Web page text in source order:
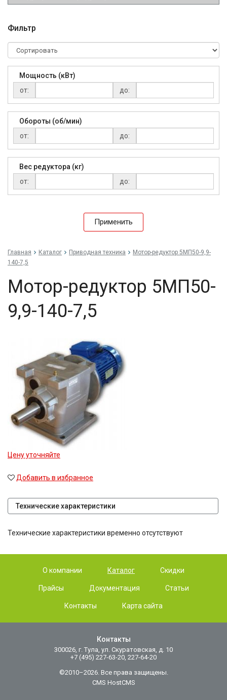
Фильтр
Мощность (кВт)
от:
до:
Обороты (об/мин)
от:
до:
Вес редуктора (кг)
от:
до:
Применить
Главная Каталог Приводная техника
Мо­тор-ре­дук­тор 5МП50-9,9-
140-7,5
Мо­тор-ре­дук­тор 5МП50-
9,9-140-7,5
Цену уточняйте
Добавить в избранное
Технические характеристики
Технические характеристики временно отсутствуют
О компании Каталог Скидки
Прайсы Документация Статьи
Контакты Карта сайта
Контакты
300026, г. Тула, ул. Скуратовская, д. 10
+7 (495) 227-63-20, 227-64-20
©2010–2026. Все права защищены.
CMS HostCMS